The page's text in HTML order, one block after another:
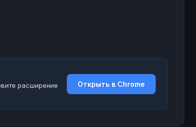
расширение
Открыть в Chrome